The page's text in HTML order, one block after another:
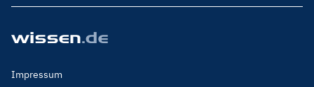
Footer
Impressum